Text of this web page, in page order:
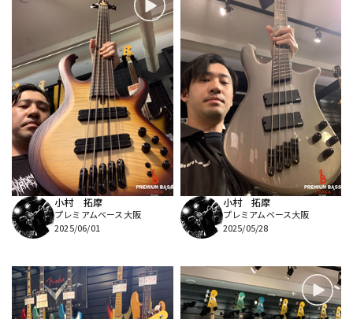
小村 拓摩
プレミアムベース大阪
2025/06/01
小村 拓摩
プレミアムベース大阪
2025/05/28